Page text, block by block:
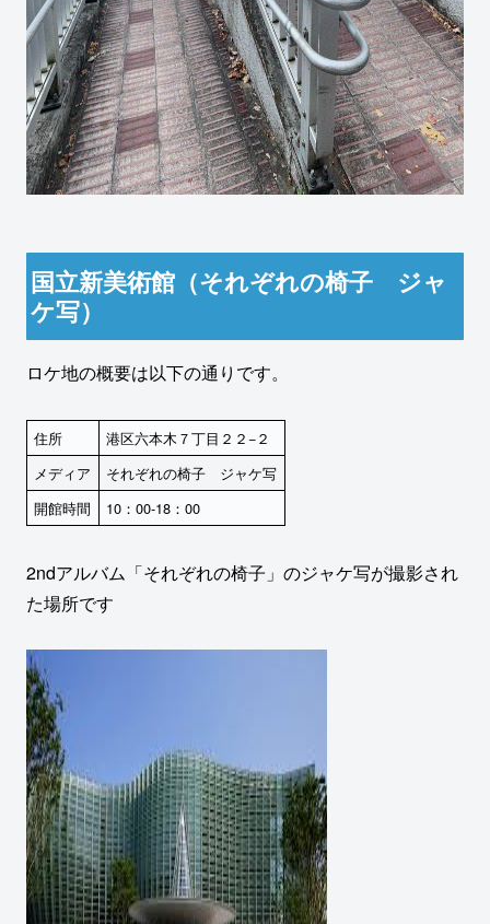
国立新美術館（それぞれの椅子 ジャ
ケ写）
ロケ地の概要は以下の通りです。
住所
港区六本木７丁目２２−２
メディア
それぞれの椅子 ジャケ写
開館時間
10：00-18：00
2ndアルバム「それぞれの椅子」のジャケ写が撮影され
た場所です